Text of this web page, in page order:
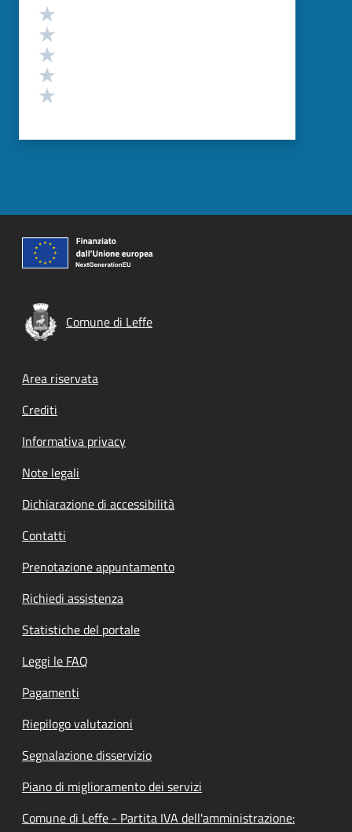
Valutazione
Comune di Leffe
Footer menu
Area riservata
Crediti
Informativa privacy
Note legali
Dichiarazione di accessibilità
Contatti
Prenotazione appuntamento
Richiedi assistenza
Statistiche del portale
Leggi le FAQ
Pagamenti
Riepilogo valutazioni
Segnalazione disservizio
Piano di miglioramento dei servizi
Comune di Leffe - Partita IVA dell'amministrazione: